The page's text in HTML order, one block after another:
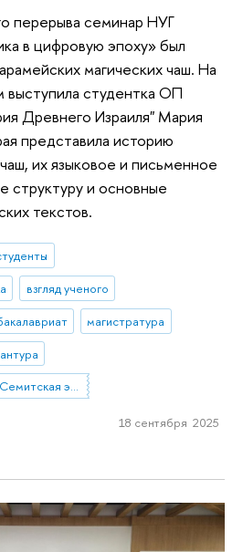
перерыва семинар НУГ
в цифровую эпоху» был
магических чаш. На
студентка ОП
Древнего Израиля" Мария
представила историю
их языковое и письменное
структуру и основные
текстов.
взгляд ученого
магистратура
Научно-учебная группа «Семитская эпиграфика в цифровую эпоху»
18 сентября 2025